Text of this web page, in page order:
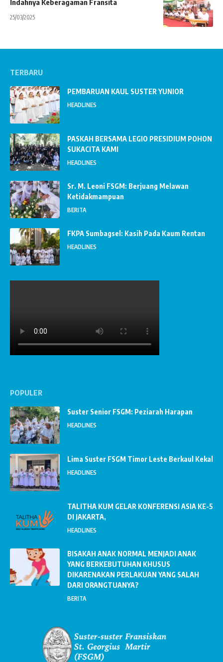
Indahnya Keberagaman Fransita
25/03/2025
TERBARU
PEMBARUAN KAUL SUSTER YUNIOR
HEADLINES
PASKAH BERSAMA LEGIO PRESIDIUM POHON
SUKACITA KAMI
HEADLINES
Sr. M. Leoni FSGM: Berjuang Melawan
Ketidakmampuan
BERITA
FKPA Sumbagsel: Kasih Pada Kaum Rentan
HEADLINES
POPULER
Suster Senior FSGM: Peziarah Harapan
HEADLINES
Lima Suster FSGM Timor Leste Berkaul Kekal
HEADLINES
TALITHA KUM GELAR KONFERENSI ASIA KE-5
DI JAKARTA,
HEADLINES
BISAKAH ANAK NORMAL MENJADI ANAK
YANG BERKEBUTUHAN KHUSUS
DIKARENAKAN PERLAKUAN YANG SALAH
DARI ORANGTUANYA?
BERITA